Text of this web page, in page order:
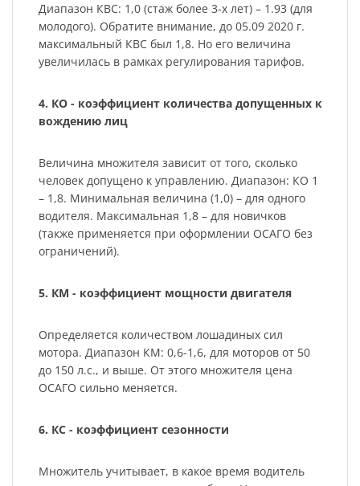
Диапазон КВС: 1,0 (стаж более 3-х лет) – 1.93 (для
молодого). Обратите внимание, до 05.09 2020 г.
максимальный КВС был 1,8. Но его величина
увеличилась в рамках регулирования тарифов.
4. КО - коэффициент количества допущенных к
вождению лиц
Величина множителя зависит от того, сколько
человек допущено к управлению. Диапазон: КО 1
– 1,8. Минимальная величина (1,0) – для одного
водителя. Максимальная 1,8 – для новичков
(также применяется при оформлении ОСАГО без
ограничений).
5. КМ - коэффициент мощности двигателя
Определяется количеством лошадиных сил
мотора. Диапазон КМ: 0,6-1,6, для моторов от 50
до 150 л.с., и выше. От этого множителя цена
ОСАГО сильно меняется.
6. КС - коэффициент сезонности
Множитель учитывает, в какое время водитель